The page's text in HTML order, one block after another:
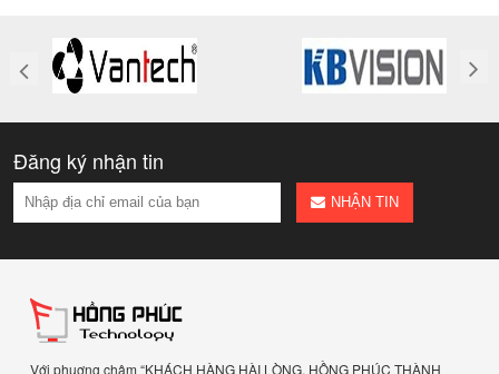
Đăng ký nhận tin
NHẬN TIN
Với phuơng châm “KHÁCH HÀNG HÀI LÒNG, HỒNG PHÚC THÀNH